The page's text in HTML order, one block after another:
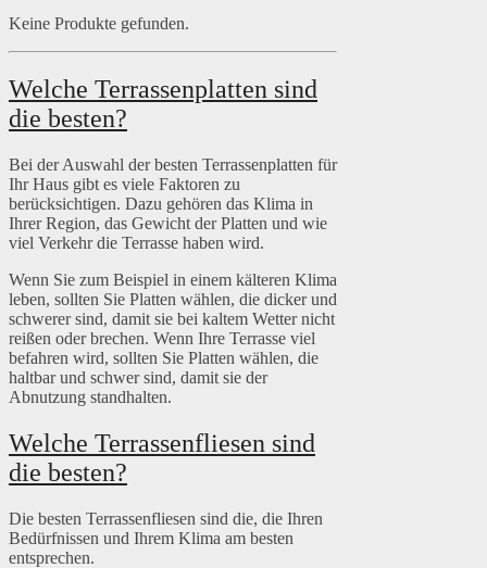
Keine Produkte gefunden.
Welche Terrassenplatten sind
die besten?
Bei der Auswahl der besten Terrassenplatten für
Ihr Haus gibt es viele Faktoren zu
berücksichtigen. Dazu gehören das Klima in
Ihrer Region, das Gewicht der Platten und wie
viel Verkehr die Terrasse haben wird.
Wenn Sie zum Beispiel in einem kälteren Klima
leben, sollten Sie Platten wählen, die dicker und
schwerer sind, damit sie bei kaltem Wetter nicht
reißen oder brechen. Wenn Ihre Terrasse viel
befahren wird, sollten Sie Platten wählen, die
haltbar und schwer sind, damit sie der
Abnutzung standhalten.
Welche Terrassenfliesen sind
die besten?
Die besten Terrassenfliesen sind die, die Ihren
Bedürfnissen und Ihrem Klima am besten
entsprechen.